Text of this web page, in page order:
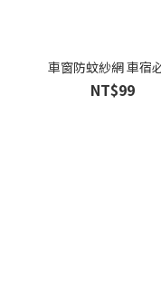
車窗防蚊紗網 車宿
NT$99